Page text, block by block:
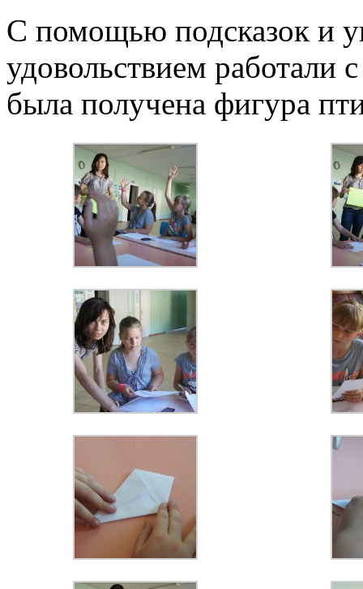
С помощью подсказок и
удовольствием работали
была получена фигура